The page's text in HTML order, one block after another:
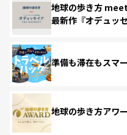
地球の歩き方
最新作『オデュッセ
準備も滞在もスマ
地球の歩き方アワ